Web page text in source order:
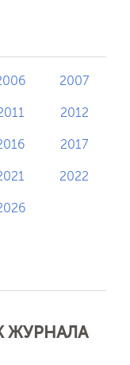
2007
2012
2017
2022
ЖУРНАЛА